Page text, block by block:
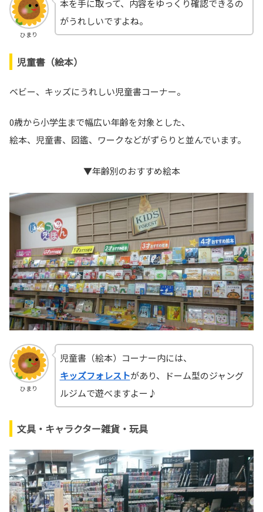
ひまり
本を手に取って、内容をゆっくり確認できるの
がうれしいですよね。
児童書（絵本）
ベビー、キッズにうれしい児童書コーナー。
0歳から小学生まで幅広い年齢を対象とした、
絵本、児童書、図鑑、ワークなどがずらりと並んでいます。
▼年齢別のおすすめ絵本
ひまり
児童書（絵本）コーナー内には、
キッズフォレストがあり、ドーム型のジャング
ルジムで遊べますよー♪
文具・キャラクター雑貨・玩具